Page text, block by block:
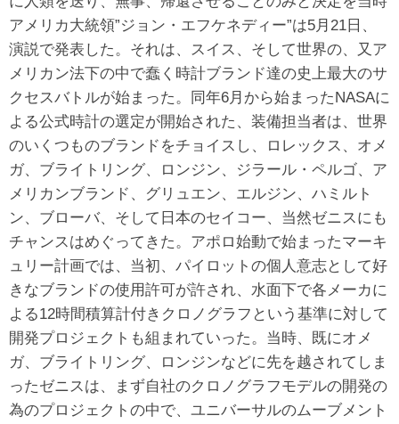
アメリカ大統領”ジョン・エフケネディー”は5月21日、
演説で発表した。それは、スイス、そして世界の、又ア
メリカン法下の中で蠢く時計ブランド達の史上最大のサ
クセスバトルが始まった。同年6月から始まったNASAに
よる公式時計の選定が開始された、装備担当者は、世界
のいくつものブランドをチョイスし、ロレックス、オメ
ガ、ブライトリング、ロンジン、ジラール・ペルゴ、ア
メリカンブランド、グリュエン、エルジン、ハミルト
ン、ブローバ、そして日本のセイコー、当然ゼニスにも
チャンスはめぐってきた。アポロ始動で始まったマーキ
ュリー計画では、当初、パイロットの個人意志として好
きなブランドの使用許可が許され、水面下で各メーカに
よる12時間積算計付きクロノグラフという基準に対して
開発プロジェクトも組まれていった。当時、既にオメ
ガ、ブライトリング、ロンジンなどに先を越されてしま
ったゼニスは、まず自社のクロノグラフモデルの開発の
為のプロジェクトの中で、ユニバーサルのムーブメント